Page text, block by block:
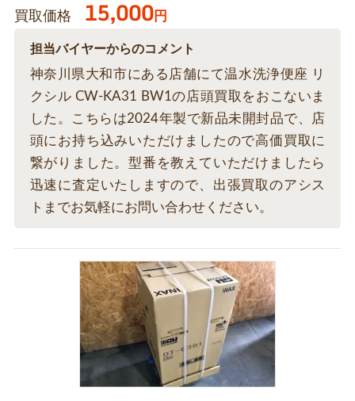
買取価格 15,000円
担当バイヤーからのコメント
神奈川県大和市にある店舗にて温水洗浄便座 リ
クシル CW-KA31 BW1の店頭買取をおこないま
した。こちらは2024年製で新品未開封品で、店
頭にお持ち込みいただけましたので高価買取に
繋がりました。型番を教えていただけましたら
迅速に査定いたしますので、出張買取のアシス
トまでお気軽にお問い合わせください。